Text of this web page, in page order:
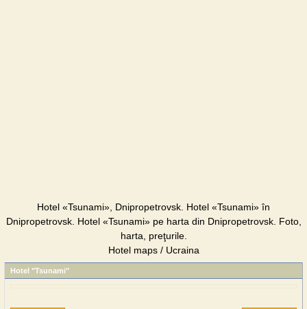
Hotel «Tsunami», Dnipropetrovsk. Hotel «Tsunami» în
Dnipropetrovsk. Hotel «Tsunami» pe harta din Dnipropetrovsk. Foto,
harta, preţurile.
Hotel maps / Ucraina
Hotel "Tsunami"